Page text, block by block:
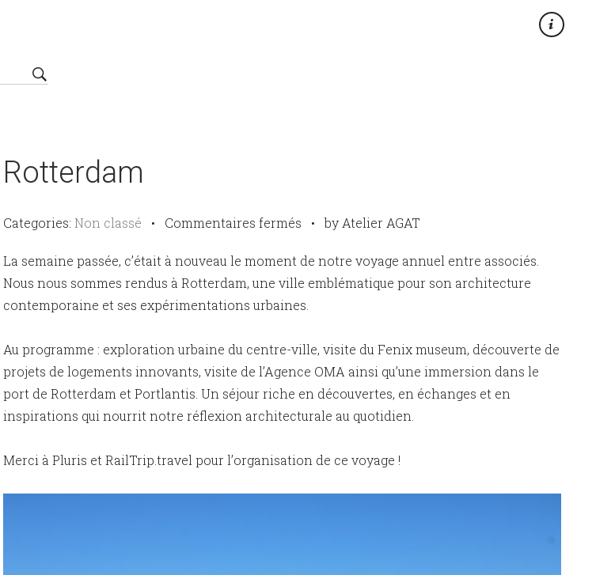
×
Rotterdam
Categories: Non classé • Commentaires fermés sur
•by Atelier AGAT
La semaine passée, c’était à nouveau le moment de notre voyage annuel entre associés.
Nous nous sommes rendus à Rotterdam, une ville emblématique pour son architecture
contemporaine et ses expérimentations urbaines.
Au programme : exploration urbaine du centre-ville, visite du Fenix museum, découverte de
projets de logements innovants, visite de l’Agence OMA ainsi qu’une immersion dans le
port de Rotterdam et Portlantis. Un séjour riche en découvertes, en échanges et en
inspirations qui nourrit notre réflexion architecturale au quotidien.
Merci à Pluris et RailTrip.travel pour l’organisation de ce voyage !